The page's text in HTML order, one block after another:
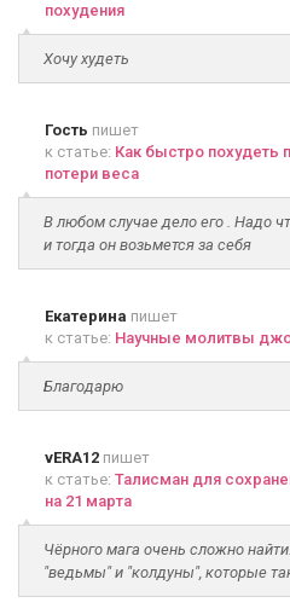
похудения
Хочу худеть
Гость пишет
к статье: Как быстро похудеть
потери веса
В любом случае дело его . Надо
и тогда он возьмется за себя
Екатерина пишет
к статье: Научные молитвы
Благодарю
vERA12 пишет
к статье: Талисман для
на 21 марта
Чёрного мага очень сложно
"ведьмы" и "колдуны", которые